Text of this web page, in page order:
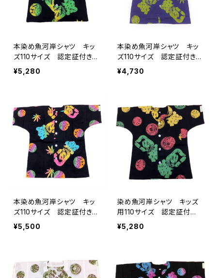
本染め魚河岸シャツ キッ
ズ110サイズ 認定証付き
木綿晒 麻の葉柄 黒×ジ
ャマイカグラデーション 子
職人の仕立てシャツ てぬ
ぐいシャツ 濱いちシャツ
焼津 浜通り 港町
¥5,280
本染め魚河岸シャツ キッ
ズ110サイズ 認定証付き
木綿晒 麻の葉柄 藤色×
若草色 子供用 日本製
ャツ てぬぐいシャツ 濱い
ちシャツ 焼津 浜通り
港町
¥4,730
本染め魚河岸シャツ キッ
ズ110サイズ 認定証付き
木綿晒 麻の葉柄 黒×虹
色グラデーション レインボ
生地 職人の仕立てシャ
ツ てぬぐいシャツ 濱い
¥5,500
染め魚河岸シャツ キッズ
用110サイズ 認定証付
き 木綿晒 獅子柄 黒×
ラスタ 子供用 日本製
シャツ 濱いちシャツ 焼
津 浜通り 港町
¥5,280